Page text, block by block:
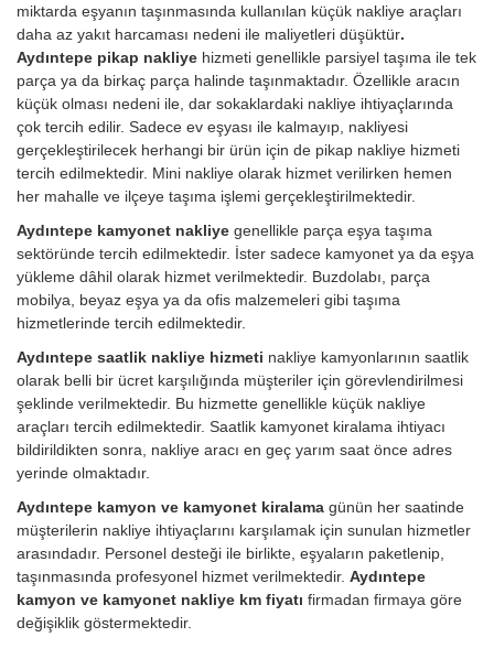
miktarda eşyanın taşınmasında kullanılan küçük nakliye araçları
daha az yakıt harcaması nedeni ile maliyetleri düşüktür.
Aydıntepe pikap nakliye hizmeti genellikle parsiyel taşıma ile tek
parça ya da birkaç parça halinde taşınmaktadır. Özellikle aracın
küçük olması nedeni ile, dar sokaklardaki nakliye ihtiyaçlarında
çok tercih edilir. Sadece ev eşyası ile kalmayıp, nakliyesi
gerçekleştirilecek herhangi bir ürün için de pikap nakliye hizmeti
tercih edilmektedir. Mini nakliye olarak hizmet verilirken hemen
her mahalle ve ilçeye taşıma işlemi gerçekleştirilmektedir.
Aydıntepe kamyonet nakliye genellikle parça eşya taşıma
sektöründe tercih edilmektedir. İster sadece kamyonet ya da eşya
yükleme dâhil olarak hizmet verilmektedir. Buzdolabı, parça
mobilya, beyaz eşya ya da ofis malzemeleri gibi taşıma
hizmetlerinde tercih edilmektedir.
Aydıntepe saatlik nakliye hizmeti nakliye kamyonlarının saatlik
olarak belli bir ücret karşılığında müşteriler için görevlendirilmesi
şeklinde verilmektedir. Bu hizmette genellikle küçük nakliye
araçları tercih edilmektedir. Saatlik kamyonet kiralama ihtiyacı
bildirildikten sonra, nakliye aracı en geç yarım saat önce adres
yerinde olmaktadır.
Aydıntepe kamyon ve kamyonet kiralama günün her saatinde
müşterilerin nakliye ihtiyaçlarını karşılamak için sunulan hizmetler
arasındadır. Personel desteği ile birlikte, eşyaların paketlenip,
taşınmasında profesyonel hizmet verilmektedir. Aydıntepe
kamyon ve kamyonet nakliye km fiyatı firmadan firmaya göre
değişiklik göstermektedir.